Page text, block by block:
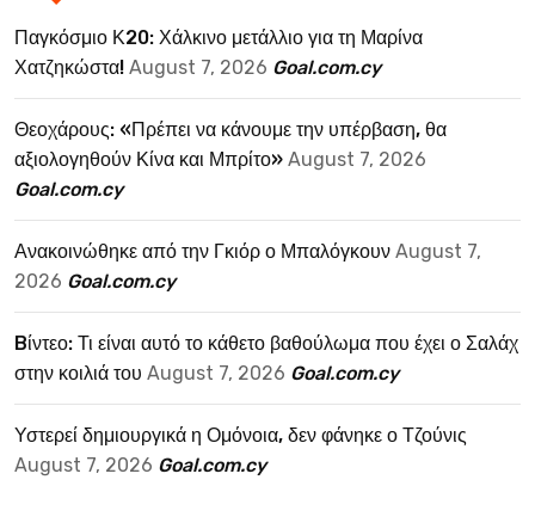
Παγκόσμιο Κ20: Χάλκινο μετάλλιο για τη Μαρίνα
Χατζηκώστα! August 7, 2026 Goal.com.cy
Θεοχάρους: «Πρέπει να κάνουμε την υπέρβαση, θα
αξιολογηθούν Κίνα και Μπρίτο» August 7, 2026
Goal.com.cy
Ανακοινώθηκε από την Γκιόρ ο Μπαλόγκουν August 7,
2026 Goal.com.cy
Bίντεο: Τι είναι αυτό το κάθετο βαθούλωμα που έχει ο Σαλάχ
στην κοιλιά του August 7, 2026 Goal.com.cy
Υστερεί δημιουργικά η Ομόνοια, δεν φάνηκε ο Τζούνις
August 7, 2026 Goal.com.cy